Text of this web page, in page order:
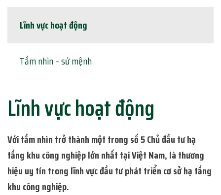
Lĩnh vực hoạt động
Tầm nhìn – sứ mệnh
Lĩnh vực hoạt động
Với tầm nhìn trở thành một trong số 5 Chủ đầu tư hạ
tầng khu công nghiệp lớn nhất tại Việt Nam, là thương
hiệu uy tín trong lĩnh vực đầu tư phát triển cơ sở hạ tầng
khu công nghiệp.